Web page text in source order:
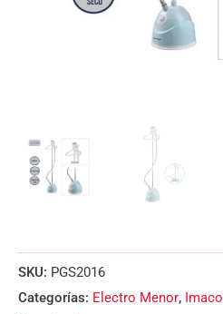
SKU: PGS2016
Categorías: Electro Menor, Imaco